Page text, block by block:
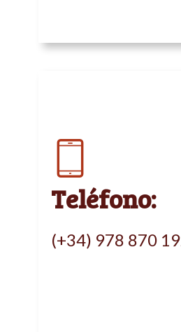
Teléfono:
(+34) 978 870